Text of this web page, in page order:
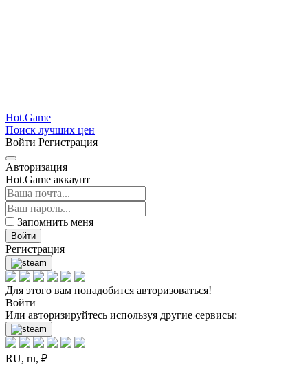
Hot.Game
Поиск лучших цен
Войти Регистрация
Авторизация
Hot.Game аккаунт
Запомнить меня
Войти
Регистрация
Для этого вам понадобится авторизоваться!
Войти
Или авторизируйтесь используя другие сервисы:
RU, ru, ₽